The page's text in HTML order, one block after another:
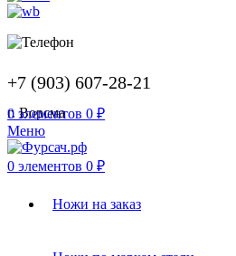
+7 (903) 607-28-21
г. Ворсма
0 элементов 0 ₽
Меню
0 элементов 0 ₽
Ножи на заказ